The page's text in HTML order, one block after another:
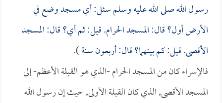
رسول الله صلى الله عليه وسلم سئل: أي مسجد وضع في
الأرض أول؟ قال: المسجد الحرام. قيل: ثم أي؟ قال: المسجد
الأقصى. قيل: كم بينهما؟ قال: أربعون سنة).
فالإسراء كان من المسجد الحرام -الذي هو القبلة الأعظم- إلى
المسجد الأقصى, الذي كان القبلة الأولى, حيث إن رسول الله